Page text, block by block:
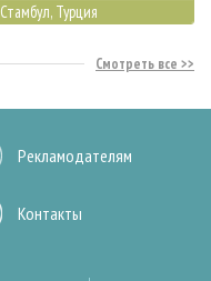
Стамбул, Турция
Смотреть все
Рекламодателям
Контакты